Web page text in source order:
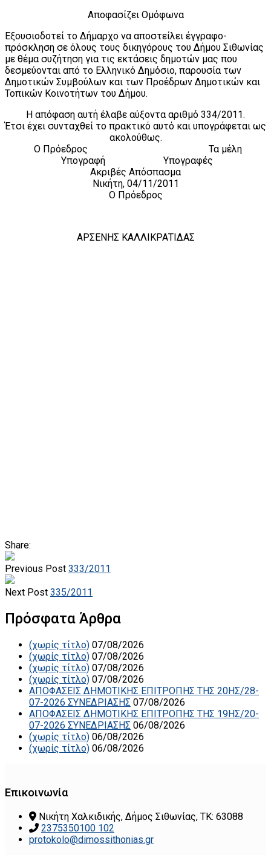
Αποφασίζει Ομόφωνα
Εξουσιοδοτεί το Δήμαρχο να αποστείλει έγγραφο-
πρόσκληση σε όλους τους δικηγόρους του Δήμου Σιθωνίας
με θέμα συζήτηση για τις εκτάσεις δημοτών μας που
δεσμεύονται από το Ελληνικό Δημόσιο, παρουσία των
Δημοτικών Συμβούλων και των Προέδρων Δημοτικών και
Τοπικών Κοινοτήτων του Δήμου.
Η απόφαση αυτή έλαβε αύξοντα αριθμό 334/2011.
Έτσι έχει συνταχθεί το πρακτικό αυτό και υπογράφεται ως
ακολούθως.
Ο Πρόεδρος Τα μέλη
Υπογραφή Υπογραφές
Ακριβές Απόσπασμα
Νικήτη, 04/11/2011
Ο Πρόεδρος
ΑΡΣΕΝΗΣ ΚΑΛΛΙΚΡΑΤΙΔΑΣ
Share:
Previous Post 333/2011
Next Post 335/2011
Πρόσφατα Άρθρα
(χωρίς τίτλο) 07/08/2026
(χωρίς τίτλο) 07/08/2026
(χωρίς τίτλο) 07/08/2026
(χωρίς τίτλο) 07/08/2026
ΑΠΟΦΑΣΕΙΣ ΔΗΜΟΤΙΚΗΣ ΕΠΙΤΡΟΠΗΣ ΤΗΣ 20ΗΣ/28-
07-2026 ΣΥΝΕΔΡΙΑΣΗΣ 07/08/2026
ΑΠΟΦΑΣΕΙΣ ΔΗΜΟΤΙΚΗΣ ΕΠΙΤΡΟΠΗΣ ΤΗΣ 19ΗΣ/20-
07-2026 ΣΥΝΕΔΡΙΑΣΗΣ 06/08/2026
(χωρίς τίτλο) 06/08/2026
(χωρίς τίτλο) 06/08/2026
Επικοινωνία
Νικήτη Χαλκιδικής, Δήμος Σιθωνίας, ΤΚ: 63088
2375350100 102
protokolo@dimossithonias.gr